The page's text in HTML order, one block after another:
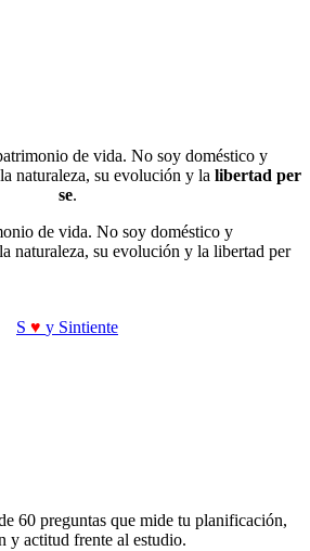
de vida. No soy doméstico y
naturaleza, su evolución y la libertad per
se.
de vida. No soy doméstico y
naturaleza, su evolución y la libertad per
S ♥ y Sintiente
60 preguntas que mide tu planificación,
y actitud frente al estudio.